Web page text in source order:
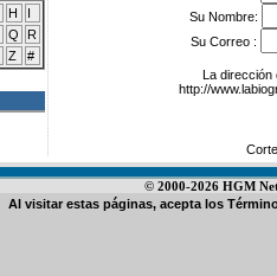
H
I
Q
R
Z #
Su Nombre:
Su Correo :
La dirección
http://
© 2000-2026 HGM
Al visitar estas páginas, acepta los